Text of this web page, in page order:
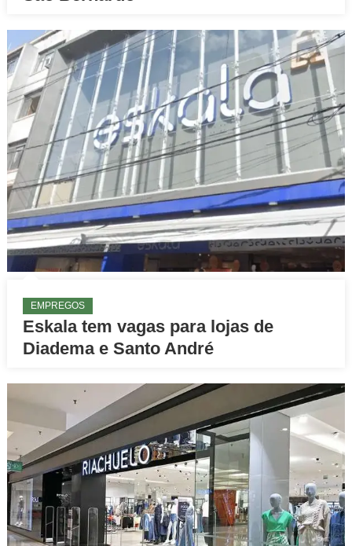
EMPREGOS
Eskala tem vagas para lojas de
Diadema e Santo André